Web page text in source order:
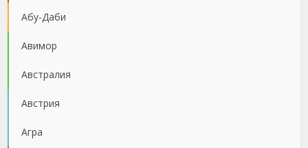
Абу-Даби
Авимор
Австралия
Австрия
Агра